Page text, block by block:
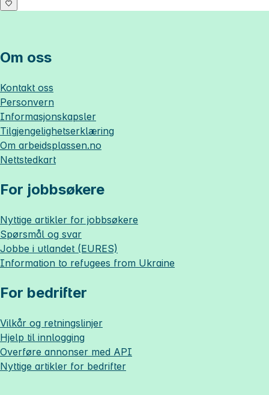
Om oss
Kontakt oss
Personvern
Informasjonskapsler
Tilgjengelighetserklæring
Om arbeidsplassen.no
Nettstedkart
For jobbsøkere
Nyttige artikler for jobbsøkere
Spørsmål og svar
Jobbe i utlandet (EURES)
Information to refugees from Ukraine
For bedrifter
Vilkår og retningslinjer
Hjelp til innlogging
Overføre annonser med API
Nyttige artikler for bedrifter